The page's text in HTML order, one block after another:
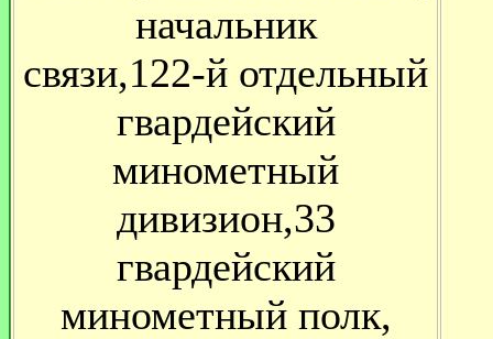
начальник
связи,122-й отдельный
гвардейский
минометный
дивизион,33
гвардейский
минометный полк,